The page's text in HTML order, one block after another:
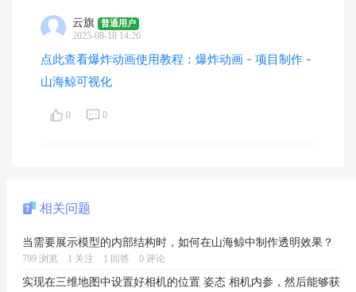
云旗 普通用户
2025-08-18 14:26
点此查看爆炸动画使用教程：爆炸动画 - 项目制作 -
山海鲸可视化
0 0
相关问题
当需要展示模型的内部结构时，如何在山海鲸中制作透明效果？
799 浏览 1 关注 1 回答 0 评论
实现在三维地图中设置好相机的位置 姿态 相机内参，然后能够获